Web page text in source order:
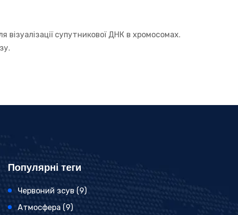
супутникової ДНК в хромосомах.
Популярні теги
Червоний зсув (9)
Атмосфера (9)